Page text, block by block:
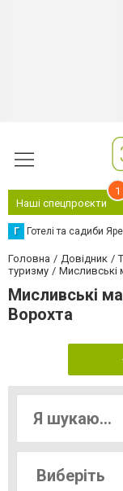
Наші спецпроєкти
1
Г Готелі та садиби
Головна Довідник
туризму
Мисливські
Мисливські
Ворохта